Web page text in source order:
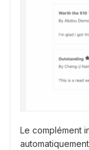
Le complément